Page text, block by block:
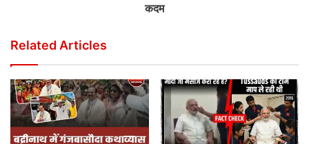
कदम
Related Articles